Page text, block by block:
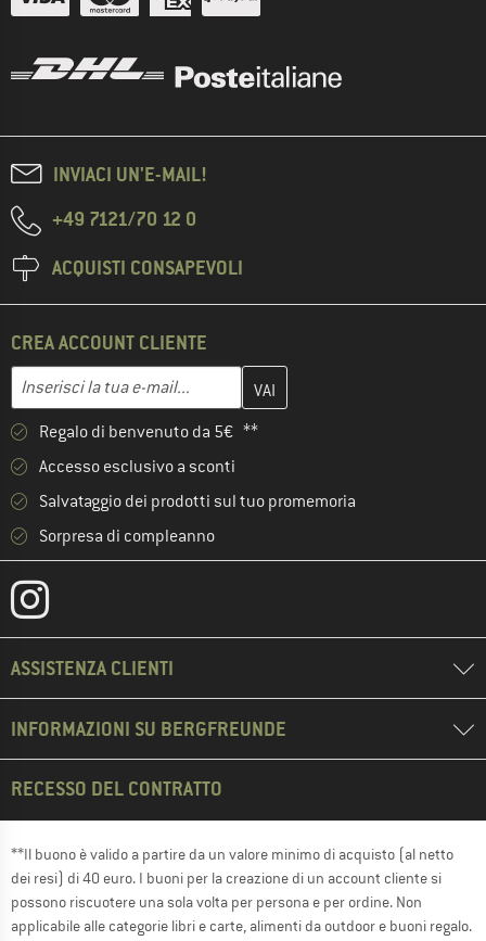
INVIACI UN'E-MAIL!
+49 7121/70 12 0
ACQUISTI CONSAPEVOLI
CREA ACCOUNT CLIENTE
Indirizzo e-mail
Inserisci qui il tuo indirizzo e-mail e crea il tuo account cliente
Regalo di benvenuto da 5€ **
Accesso esclusivo a sconti
Salvataggio dei prodotti sul tuo promemoria
Sorpresa di compleanno
ASSISTENZA CLIENTI
INFORMAZIONI SU BERGFREUNDE
RECESSO DEL CONTRATTO
**Il buono è valido a partire da un valore minimo di acquisto (al netto
dei resi) di 40 euro. I buoni per la creazione di un account cliente si
possono riscuotere una sola volta per persona e per ordine. Non
applicabile alle categorie libri e carte, alimenti da outdoor e buoni regalo.